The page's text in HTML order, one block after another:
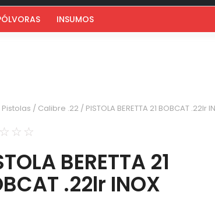
INSUMOS
Pistolas / Calibre .22 / PISTOLA BERETTA 21 BOBCAT .22lr
☆ ☆ ☆
BERETTA 21
.22lr INOX